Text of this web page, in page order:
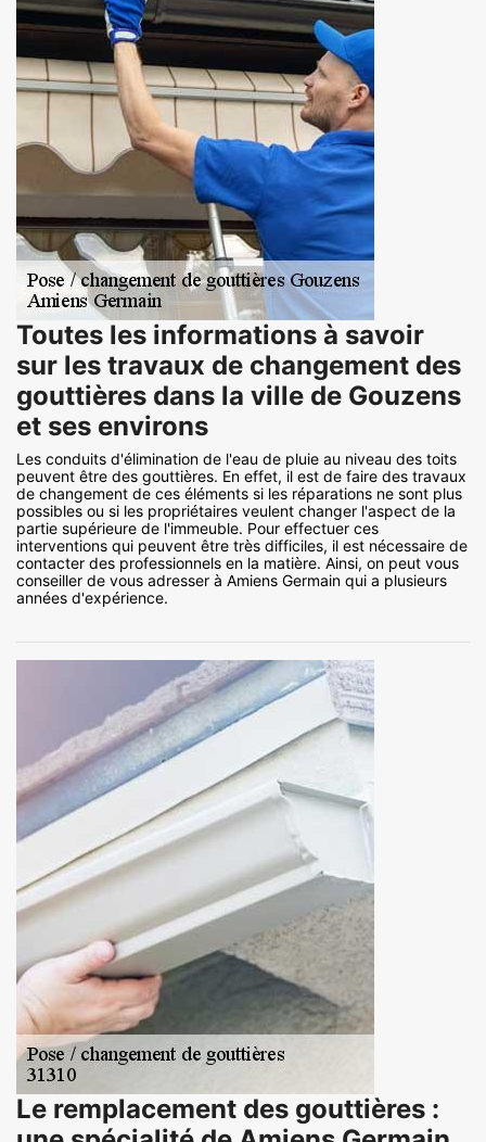
Toutes les informations à savoir
sur les travaux de changement des
gouttières dans la ville de Gouzens
et ses environs
Les conduits d'élimination de l'eau de pluie au niveau des toits
peuvent être des gouttières. En effet, il est de faire des travaux
de changement de ces éléments si les réparations ne sont plus
possibles ou si les propriétaires veulent changer l'aspect de la
partie supérieure de l'immeuble. Pour effectuer ces
interventions qui peuvent être très difficiles, il est nécessaire de
contacter des professionnels en la matière. Ainsi, on peut vous
conseiller de vous adresser à Amiens Germain qui a plusieurs
années d'expérience.
Le remplacement des gouttières :